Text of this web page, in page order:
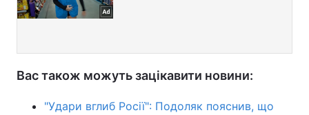
Вас також можуть зацікавити новини:
"Удари вглиб Росії": Подоляк пояснив, що